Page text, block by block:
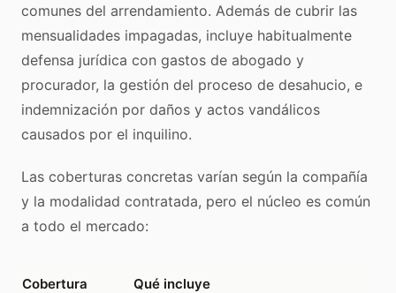
comunes del arrendamiento. Además de cubrir las
mensualidades impagadas, incluye habitualmente
defensa jurídica con gastos de abogado y
procurador, la gestión del proceso de desahucio, e
indemnización por daños y actos vandálicos
causados por el inquilino.
Las coberturas concretas varían según la compañía
y la modalidad contratada, pero el núcleo es común
a todo el mercado:
Cobertura Qué incluye